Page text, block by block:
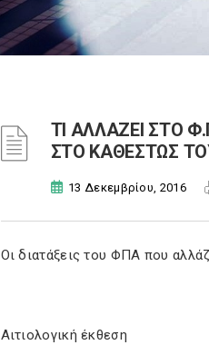
ΤΙ ΑΛΛΑΖΕΙ ΣΤΟ
ΣΤΟ ΚΑΘΕΣΤΩΣ
13 Δεκεμβρίου, 2016
Οι διατάξεις του ΦΠΑ που
Αιτιολογική έκθεση